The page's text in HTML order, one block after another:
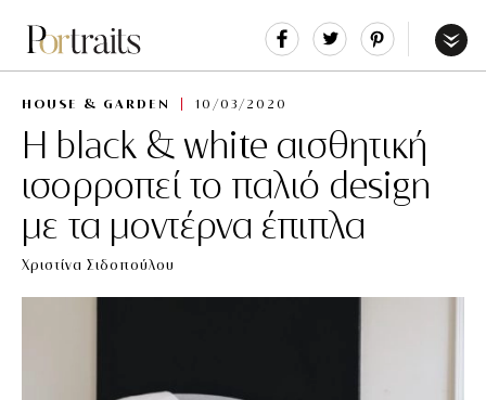
Share Tweet
HOUSE & GARDEN 10/03/2020
Η black & white αισθητική
ισορροπεί το παλιό design
με τα μοντέρνα έπιπλα
Χριστίνα Σιδοπούλου